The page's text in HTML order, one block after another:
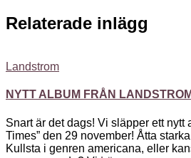
Relaterade inlägg
Landstrom
NYTT ALBUM FRÅN
Snart är det dags! Vi släpper ett nytt
Times” den 29 november! Åtta
Kullsta i genren americana, eller